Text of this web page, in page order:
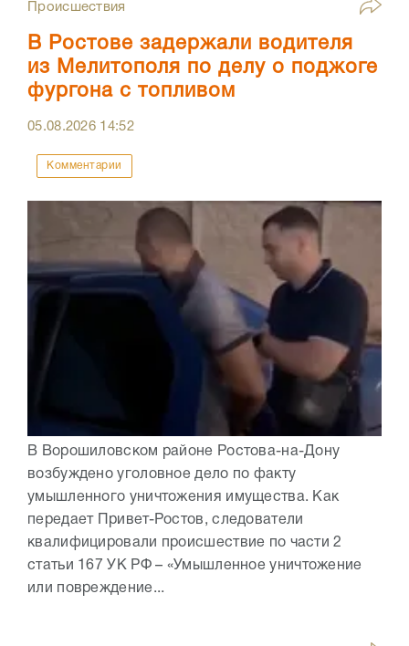
Происшествия
В Ростове задержали водителя
из Мелитополя по делу о поджоге
фургона с топливом
05.08.2026 14:52
Комментарии
В Ворошиловском районе Ростова-на-Дону
возбуждено уголовное дело по факту
умышленного уничтожения имущества. Как
передает Привет-Ростов, следователи
квалифицировали происшествие по части 2
статьи 167 УК РФ – «Умышленное уничтожение
или повреждение...